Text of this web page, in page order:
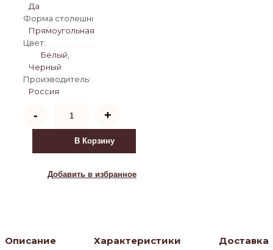
Да
Форма столешницы:
Прямоугольная
Цвет:
Белый,
Черный
Производитель:
Россия
-
товара
Стеклянный
Блэкберн
черный
+
В Корзину
Добавить в избранное
Описание Характеристики Доставка